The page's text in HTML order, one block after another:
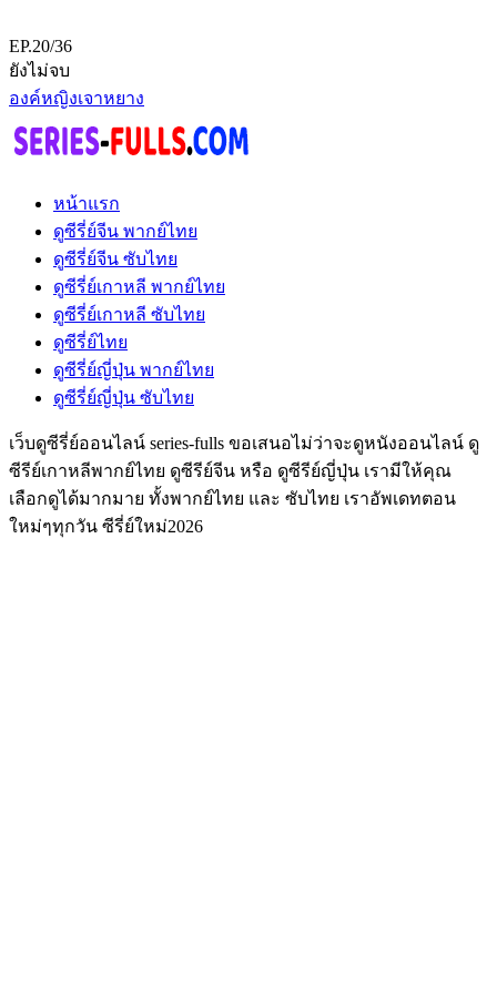
EP.20/36
ยังไม่จบ
องค์หญิงเจาหยาง
หน้าแรก
ดูซีรี่ย์จีน พากย์ไทย
ดูซีรี่ย์จีน ซับไทย
ดูซีรี่ย์เกาหลี พากย์ไทย
ดูซีรี่ย์เกาหลี ซับไทย
ดูซีรี่ย์ไทย
ดูซีรี่ย์ญี่ปุ่น พากย์ไทย
ดูซีรี่ย์ญี่ปุ่น ซับไทย
เว็บดูซีรี่ย์ออนไลน์ series-fulls ขอเสนอไม่ว่าจะดูหนังออนไลน์ ดู
ซีรีย์เกาหลีพากย์ไทย ดูซีรีย์จีน หรือ ดูซีรีย์ญี่ปุ่น เรามีให้คุณ
เลือกดูได้มากมาย ทั้งพากย์ไทย และ ซับไทย เราอัพเดทตอน
ใหม่ๆทุกวัน ซีรี่ย์ใหม่2026